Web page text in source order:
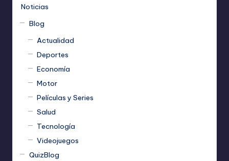
Noticias
Blog
Actualidad
Deportes
Economía
Motor
Películas y Series
Salud
Tecnología
Videojuegos
QuizBlog